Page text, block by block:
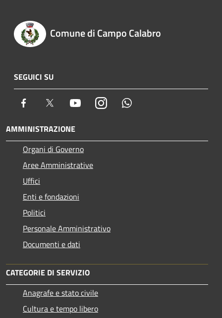
Comune di Campo Calabro
SEGUICI SU
Facebook Twitter YoutubeInstagram
AMMINISTRAZIONE
Organi di Governo
Aree Amministrative
Uffici
Enti e fondazioni
Politici
Personale Amministrativo
Documenti e dati
CATEGORIE DI SERVIZIO
Anagrafe e stato civile
Cultura e tempo libero